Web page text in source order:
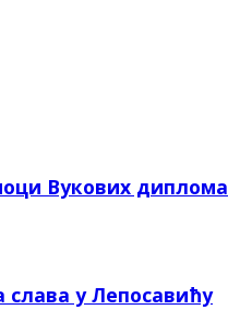
Вукових диплома
у Лепосавићу